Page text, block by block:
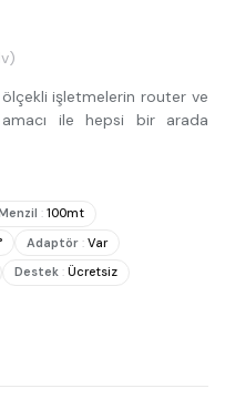
işletmelerin router ve
amacı ile hepsi bir arada
: 100mt
Adaptör : Var
Destek : Ücretsiz